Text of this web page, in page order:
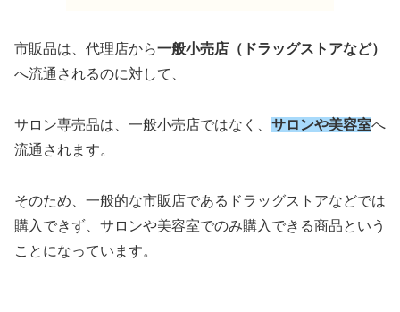
市販品は、代理店から一般小売店（ドラッグストアなど）
へ流通されるのに対して、
サロン専売品は、一般小売店ではなく、 サロンや美容室へ
流通されます。
そのため、一般的な市販店であるドラッグストアなどでは
購入できず、サロンや美容室でのみ購入できる商品という
ことになっています。